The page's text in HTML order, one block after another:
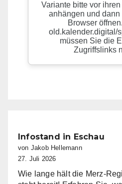
Infostand in Eschau
von Jakob Hellemann
27. Juli 2026
Wie lange hält die Merz-